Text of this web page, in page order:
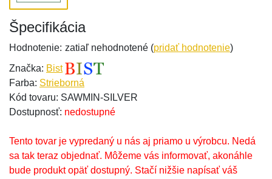
Špecifikácia
Hodnotenie: zatiaľ nehodnotené (pridať hodnotenie)
Značka: Bist
Farba: Strieborná
Kód tovaru: SAWMIN-SILVER
Dostupnosť: nedostupné
Tento tovar je vypredaný u nás aj priamo u výrobcu. Nedá
sa tak teraz objednať. Môžeme vás informovať, akonáhle
bude produkt opäť dostupný. Stačí nižšie napísať váš